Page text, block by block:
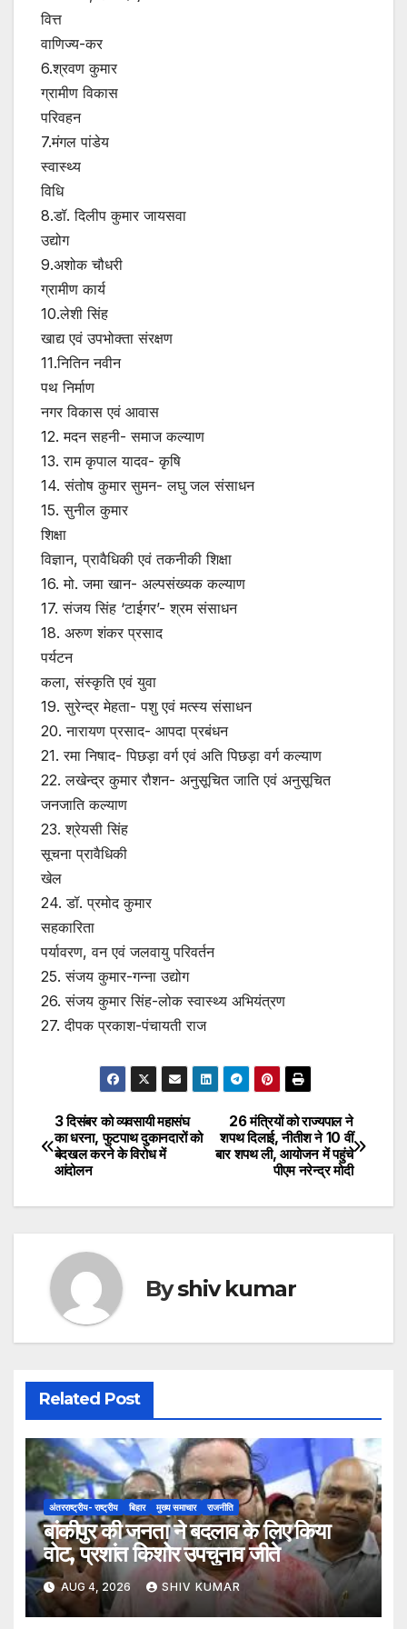
वित्त
वाणिज्य-कर
6.श्रवण कुमार
ग्रामीण विकास
परिवहन
7.मंगल पांडेय
स्वास्थ्य
विधि
8.डॉ. दिलीप कुमार जायसवा
उद्योग
9.अशोक चौधरी
ग्रामीण कार्य
10.लेशी सिंह
खाद्य एवं उपभोक्ता संरक्षण
11.नितिन नवीन
पथ निर्माण
नगर विकास एवं आवास
12. मदन सहनी- समाज कल्याण
13. राम कृपाल यादव- कृषि
14. संतोष कुमार सुमन- लघु जल संसाधन
15. सुनील कुमार
शिक्षा
विज्ञान, प्रावैधिकी एवं तकनीकी शिक्षा
16. मो. जमा खान- अल्पसंख्यक कल्याण
17. संजय सिंह ‘टाईगर’- श्रम संसाधन
18. अरुण शंकर प्रसाद
पर्यटन
कला, संस्कृति एवं युवा
19. सुरेन्द्र मेहता- पशु एवं मत्स्य संसाधन
20. नारायण प्रसाद- आपदा प्रबंधन
21. रमा निषाद- पिछड़ा वर्ग एवं अति पिछड़ा वर्ग कल्याण
22. लखेन्द्र कुमार रौशन- अनुसूचित जाति एवं अनुसूचित
जनजाति कल्याण
23. श्रेयसी सिंह
सूचना प्रावैधिकी
खेल
24. डॉ. प्रमोद कुमार
सहकारिता
पर्यावरण, वन एवं जलवायु परिवर्तन
25. संजय कुमार-गन्ना उद्योग
26. संजय कुमार सिंह-लोक स्वास्थ्य अभियंत्रण
27. दीपक प्रकाश-पंचायती राज
Post
navigation
26 मंत्रियों को राज्यपाल ने
शपथ दिलाई, नीतीश ने 10 वीं
बार शपथ ली, आयोजन में पहुंचे
पीएम नरेन्द्र मोदी
3 दिसंबर को व्यवसायी महासंघ
का धरना, फुटपाथ दुकानदारों को
बेदखल करने के विरोध में
आंदोलन
Byshiv kumar
Related Post
अंतरराष्ट्रीय- राष्ट्रीय बिहार मुख्य समाचार राजनीति
बांकीपुर की जनता ने बदलाव के लिए किया
वोट, प्रशांत किशोर उपचुनाव जीते
AUG 4, 2026 SHIV KUMAR